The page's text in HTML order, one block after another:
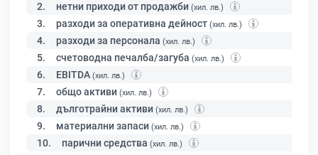
2. нетни приходи от продажби (хил. лв.)
3. разходи за оперативна дейност (хил. лв.)
4. разходи за персонала (хил. лв.)
5. счетоводна печалба/загуба (хил. лв.)
6. EBITDA (хил. лв.)
7. общо активи (хил. лв.)
8. дълготрайни активи (хил. лв.)
9. материални запаси (хил. лв.)
10. парични средства (хил. лв.)